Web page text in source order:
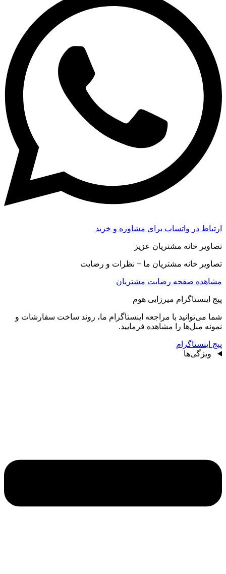
ارتباط در واتساپ برای مشاوره و خرید
تصاویر خانه مشتریان عزیز
تصاویر خانه مشتریان ما + نظرات و رضایت
مشاهده صفحه رضايت مشتريان
پیج اینستاگرام میرزایی هوم
شما می‌توانید با مراجعه اینستاگرام ما، روند ساخت سفارشات و
نمونه مبل‌ها را مشاهده فرمایید.
پیج اینستاگرام
ویژگی‌ها